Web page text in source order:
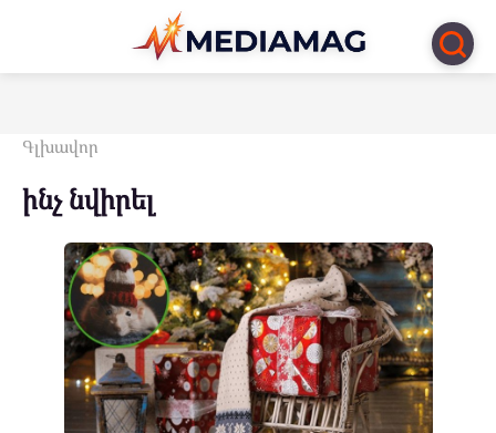
Перейти
контенту
Գլխավոր
ինչ նվիրել